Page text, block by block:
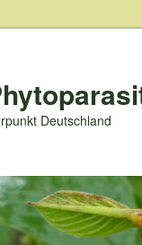
Deutschland